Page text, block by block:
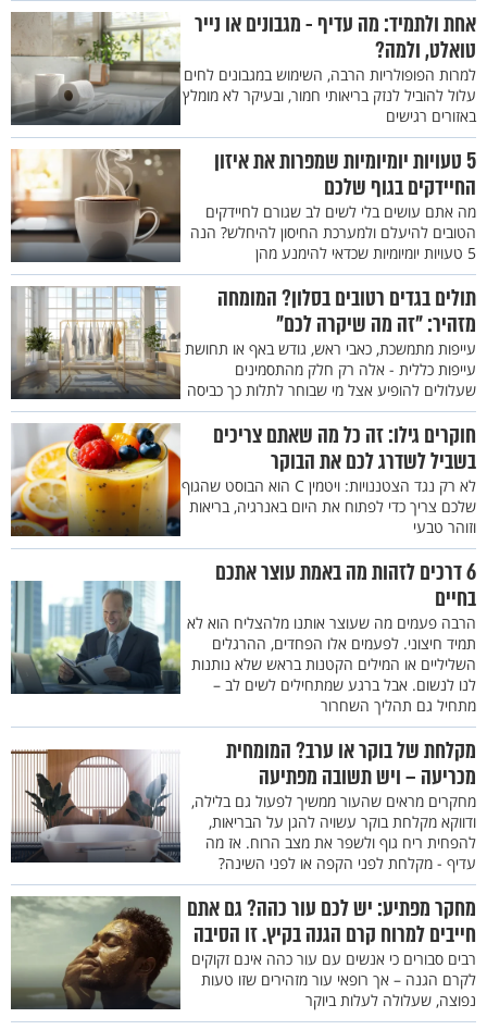
אחת ולתמיד: מה עדיף - מגבונים או נייר
טואלט, ולמה?
למרות הפופולריות הרבה, השימוש במגבונים לחים
עלול להוביל לנזק בריאותי חמור, ובעיקר לא מומלץ
באזורים רגישים
5 טעויות יומיומיות שמפרות את איזון
החיידקים בגוף שלכם
מה אתם עושים בלי לשים לב שגורם לחיידקים
הטובים להיעלם ולמערכת החיסון להיחלש? הנה
5 טעויות יומיומיות שכדאי להימנע מהן
תולים בגדים רטובים בסלון? המומחה
מזהיר: "זה מה שיקרה לכם"
עייפות מתמשכת, כאבי ראש, גודש באף או תחושת
עייפות כללית - אלה רק חלק מהתסמינים
שעלולים להופיע אצל מי שבוחר לתלות כך כביסה
חוקרים גילו: זה כל מה שאתם צריכים
בשביל לשדרג לכם את הבוקר
לא רק נגד הצטננויות: ויטמין C הוא הבוסט שהגוף
שלכם צריך כדי לפתוח את היום באנרגיה, בריאות
וזוהר טבעי
6 דרכים לזהות מה באמת עוצר אתכם
בחיים
הרבה פעמים מה שעוצר אותנו מלהצליח הוא לא
תמיד חיצוני. לפעמים אלו הפחדים, ההרגלים
השליליים או המילים הקטנות בראש שלא נותנות
לנו לנשום. אבל ברגע שמתחילים לשים לב –
מתחיל גם תהליך השחרור
מקלחת של בוקר או ערב? המומחית
מכריעה – ויש תשובה מפתיעה
מחקרים מראים שהעור ממשיך לפעול גם בלילה,
ודווקא מקלחת בוקר עשויה להגן על הבריאות,
להפחית ריח גוף ולשפר את מצב הרוח. אז מה
עדיף - מקלחת לפני הקפה או לפני השינה?
מחקר מפתיע: יש לכם עור כהה? גם אתם
חייבים למרוח קרם הגנה בקיץ. זו הסיבה
רבים סבורים כי אנשים עם עור כהה אינם זקוקים
לקרם הגנה – אך רופאי עור מזהירים שזו טעות
נפוצה, שעלולה לעלות ביוקר